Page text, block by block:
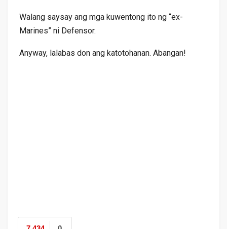
Walang saysay ang mga kuwentong ito ng “ex-
Marines” ni Defensor.
Anyway, lalabas don ang katotohanan. Abangan!